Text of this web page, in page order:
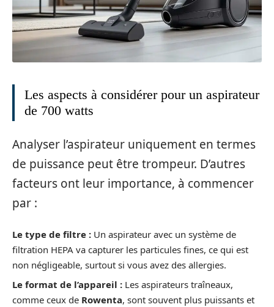
Les aspects à considérer pour un aspirateur
de 700 watts
Analyser l’aspirateur uniquement en termes
de puissance peut être trompeur. D’autres
facteurs ont leur importance, à commencer
par :
Le type de filtre : Un aspirateur avec un système de
filtration HEPA va capturer les particules fines, ce qui est
non négligeable, surtout si vous avez des allergies.
Le format de l’appareil : Les aspirateurs traîneaux,
comme ceux de Rowenta, sont souvent plus puissants et